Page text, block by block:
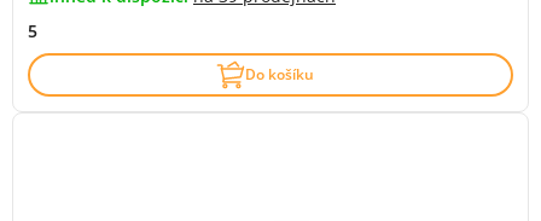
5
Do košíku